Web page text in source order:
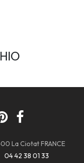
La Ciotat FRANCE
04 42 38 01 33